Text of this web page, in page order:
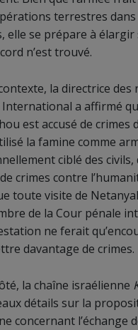
terrestres dans
elle se prépare à
n’est trouvé.
la directrice des
International a affirmé
est accusé de crimes
la famine comme
ciblé des civils,
crimes contre
toute visite de
de la Cour pénale
ne ferait
davantage de crimes.
la chaîne israélienne
détails sur la
concernant l’échange